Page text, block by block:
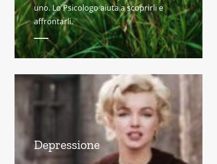
uno. Lo Psicologo aiuta a scoprirli e
affrontarli.
Depressione